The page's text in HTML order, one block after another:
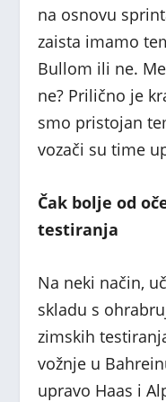
na osnovu
zaista imamo
Bullom ili ne.
ne? Prilično je
smo pristojan
vozači su time
Čak bolje od
testiranja
Na neki način,
skladu s
zimskih
vožnje u
upravo Haas i